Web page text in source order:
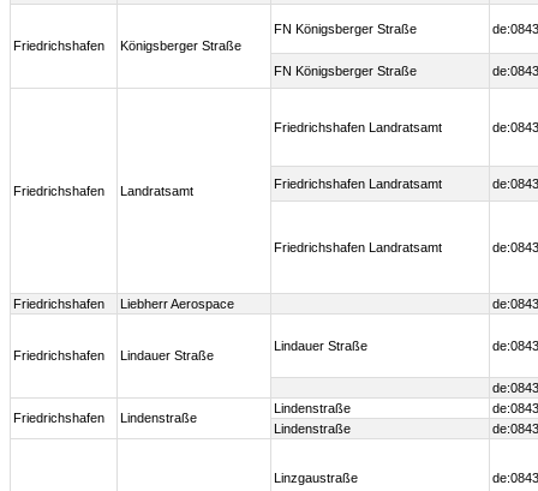
Friedrichshafen Königsberger Straße
FN Königsberger Straße
FN Königsberger Straße
Friedrichshafen Landratsamt
Friedrichshafen Landratsamt
Friedrichshafen Landratsamt
Friedrichshafen Landratsamt
Friedrichshafen Liebherr Aerospace
Friedrichshafen Lindauer Straße
Lindauer Straße
Friedrichshafen Lindenstraße
Lindenstraße
Lindenstraße
Linzgaustraße